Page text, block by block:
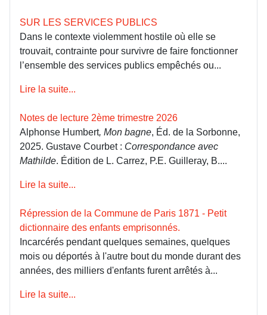
SUR LES SERVICES PUBLICS
Dans le contexte violemment hostile où elle se
trouvait, contrainte pour survivre de faire fonctionner
l’ensemble des services publics empêchés ou...
Lire la suite...
Notes de lecture 2ème trimestre 2026
Alphonse Humbert, Mon bagne, Éd. de la Sorbonne,
2025. Gustave Courbet : Correspondance avec
Mathilde. Édition de L. Carrez, P.E. Guilleray, B....
Lire la suite...
Répression de la Commune de Paris 1871 - Petit
dictionnaire des enfants emprisonnés.
Incarcérés pendant quelques semaines, quelques
mois ou déportés à l'autre bout du monde durant des
années, des milliers d'enfants furent arrêtés à...
Lire la suite...